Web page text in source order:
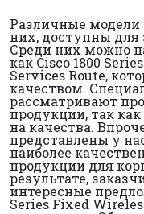
Различные модели
них, доступны для
Среди них можно
как Cisco 1800
Services Route,
качеством.
рассматривают
продукции, так
на качества.
представлены у
наиболее
продукции для
результате,
интересные
Series Fixed